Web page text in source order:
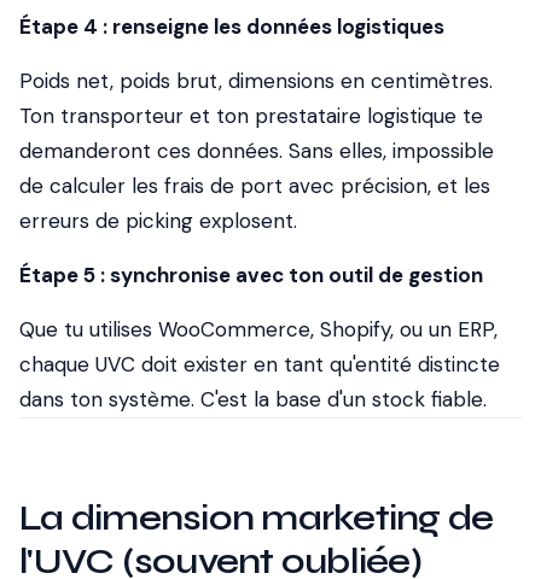
Étape 4 : renseigne les données logistiques
Poids net, poids brut, dimensions en centimètres.
Ton transporteur et ton prestataire logistique te
demanderont ces données. Sans elles, impossible
de calculer les frais de port avec précision, et les
erreurs de picking explosent.
Étape 5 : synchronise avec ton outil de gestion
Que tu utilises WooCommerce, Shopify, ou un ERP,
chaque UVC doit exister en tant qu'entité distincte
dans ton système. C'est la base d'un stock fiable.
La dimension marketing de
l'UVC (souvent oubliée)